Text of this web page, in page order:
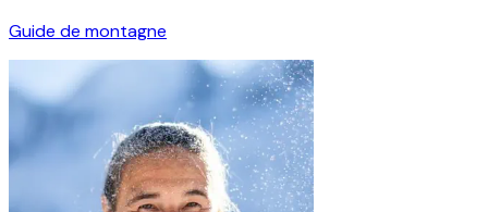
Guide de montagne